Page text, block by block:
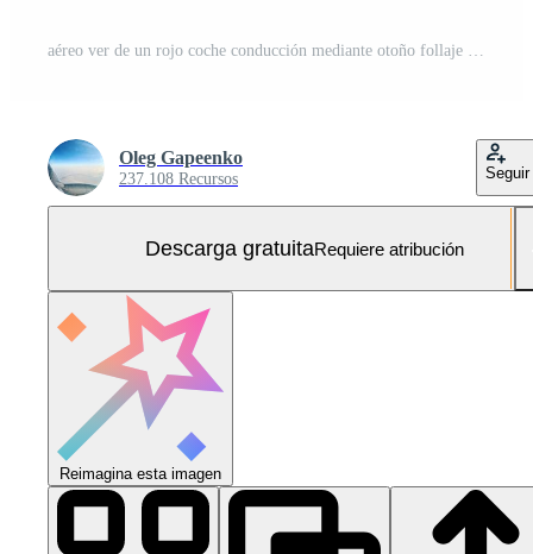
aéreo ver de un rojo coche conducción mediante otoño follaje en un bosque Foto Gratis
Oleg Gapeenko
237.108 Recursos Seguir
Descarga gratuitaRequiere atribución
Reimagina esta imagen